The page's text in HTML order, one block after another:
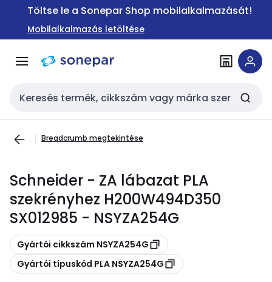
Ugrás a
Ugrás a
tartalomra
Töltse le a Sonepar Shop mobilalkalmazását!
Mobilalkalmazás letöltése
Keresési bemenet
Breadcrumb megtekintése
Schneider - ZA lábazat PLA
szekrényhez H200W494D350
SX012985 - NSYZA254G
Másolás
Gyártói cikkszám NSYZA254G
Másolás
Gyártói típuskód PLA NSYZA254G